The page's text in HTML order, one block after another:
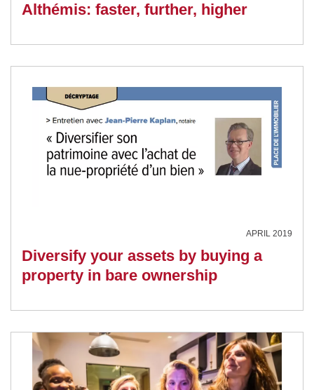
Althémis: faster, further, higher
APRIL 2019
Diversify your assets by buying a
property in bare ownership